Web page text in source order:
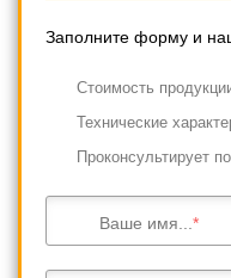
Заполните форму и
Cтоимость
Технические
Проконсультирует
Ваше имя...